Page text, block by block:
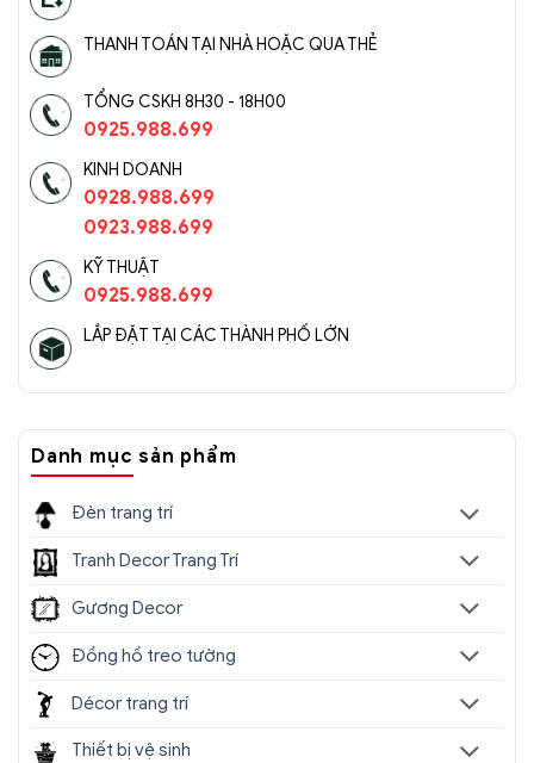
THANH TOÁN TẠI NHÀ HOẶC QUA THẺ
TỔNG CSKH 8H30 - 18H00
0925.988.699
KINH DOANH
0928.988.699
0923.988.699
KỸ THUẬT
0925.988.699
LẮP ĐẶT TẠI CÁC THÀNH PHỐ LỚN
Danh mục sản phẩm
Đèn trang trí
Tranh Decor Trang Trí
Gương Decor
Đồng hồ treo tường
Décor trang trí
Thiết bị vệ sinh